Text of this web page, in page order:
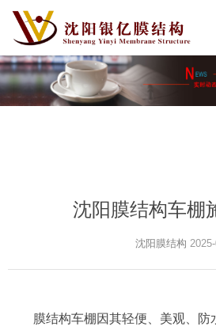
沈阳膜结构车棚
沈阳膜结构
膜结构车棚因其轻便、美观、防